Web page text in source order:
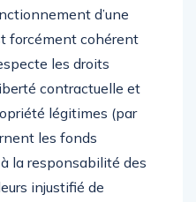
d’une
forcément cohérent
les droits
contractuelle et
légitimes (par
les fonds
la responsabilité des
injustifié de